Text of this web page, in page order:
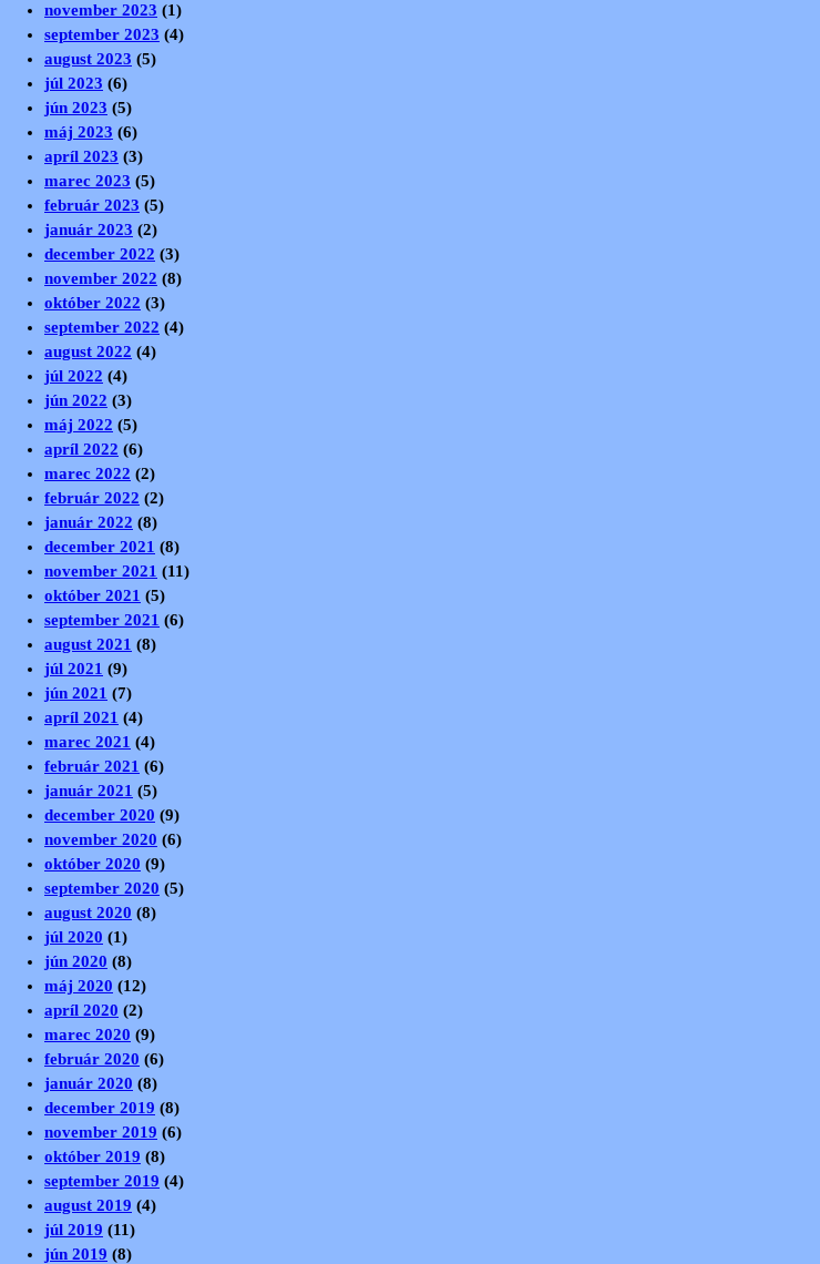
november 2023 (1)
september 2023 (4)
august 2023 (5)
júl 2023 (6)
jún 2023 (5)
máj 2023 (6)
apríl 2023 (3)
marec 2023 (5)
február 2023 (5)
január 2023 (2)
december 2022 (3)
november 2022 (8)
október 2022 (3)
september 2022 (4)
august 2022 (4)
júl 2022 (4)
jún 2022 (3)
máj 2022 (5)
apríl 2022 (6)
marec 2022 (2)
február 2022 (2)
január 2022 (8)
december 2021 (8)
november 2021 (11)
október 2021 (5)
september 2021 (6)
august 2021 (8)
júl 2021 (9)
jún 2021 (7)
apríl 2021 (4)
marec 2021 (4)
február 2021 (6)
január 2021 (5)
december 2020 (9)
november 2020 (6)
október 2020 (9)
september 2020 (5)
august 2020 (8)
júl 2020 (1)
jún 2020 (8)
máj 2020 (12)
apríl 2020 (2)
marec 2020 (9)
február 2020 (6)
január 2020 (8)
december 2019 (8)
november 2019 (6)
október 2019 (8)
september 2019 (4)
august 2019 (4)
júl 2019 (11)
jún 2019 (8)